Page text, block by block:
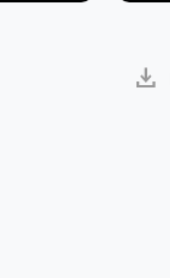
download